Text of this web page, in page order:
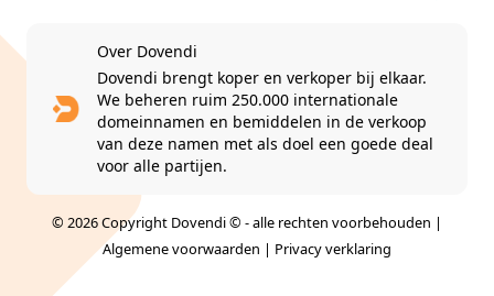
Over Dovendi
Dovendi brengt koper en verkoper bij elkaar.
We beheren ruim 250.000 internationale
domeinnamen en bemiddelen in de verkoop
van deze namen met als doel een goede deal
voor alle partijen.
© 2026 Copyright Dovendi © - alle rechten voorbehouden |
Algemene voorwaarden | Privacy verklaring